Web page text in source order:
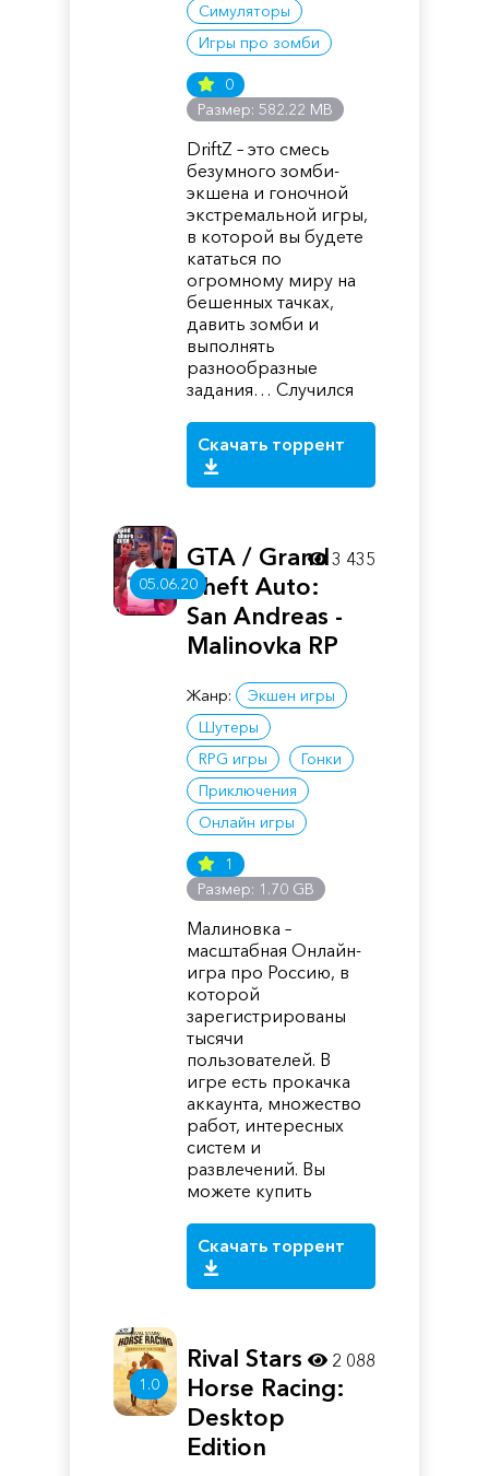
Симуляторы
Игры про зомби
0
Размер: 582.22 MB
DriftZ – это смесь
безумного зомби-
экшена и гоночной
экстремальной игры,
в которой вы будете
кататься по
огромному миру на
бешенных тачках,
давить зомби и
выполнять
разнообразные
задания… Случился
Скачать торрент
05.06.20
GTA / Grand
Theft Auto:
San Andreas -
Malinovka RP
Жанр:
Экшен игры
Шутеры
RPG игры
Гонки
Приключения
Онлайн игры
1
Размер: 1.70 GB
Малиновка –
масштабная Онлайн-
игра про Россию, в
которой
зарегистрированы
тысячи
пользователей. В
игре есть прокачка
аккаунта, множество
работ, интересных
систем и
развлечений. Вы
можете купить
Скачать торрент
3 435
1.0
Rival Stars
Horse Racing:
Desktop
Edition
2 088